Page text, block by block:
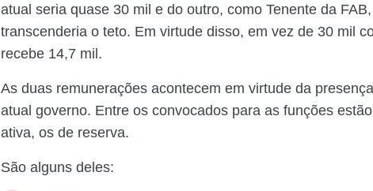
atual seria quase 30 mil e do outro, como Tenente da
transcenderia o teto. Em virtude disso, em vez de 30 mil
recebe 14,7 mil.
As duas remunerações acontecem em virtude da
atual governo. Entre os convocados para as funções
ativa, os de reserva.
São alguns deles: